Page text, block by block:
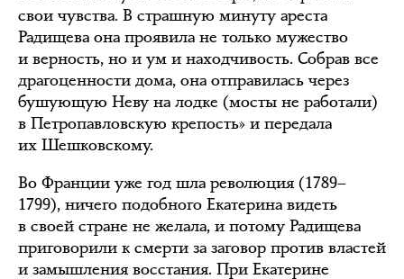
свои чувства. В страшную минуту ареста
Радищева она проявила не только мужество
и верность, но и ум и находчивость. Собрав все
драгоценности дома, она отправилась через
бушующую Неву на лодке (мосты не работали)
в Петропавловскую крепость» и передала
их Шешковскому.
Во Франции уже год шла революция (1789–
1799), ничего подобного Екатерина видеть
в своей стране не желала, и потому Радищева
приговорили к смерти за заговор против властей
и замышления восстания. При Екатерине